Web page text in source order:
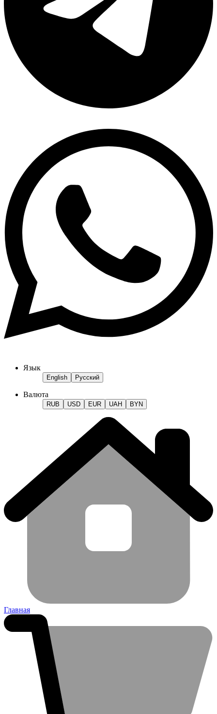
Язык
English Русский
Валюта
RUB USD EUR UAH BYN
Главная